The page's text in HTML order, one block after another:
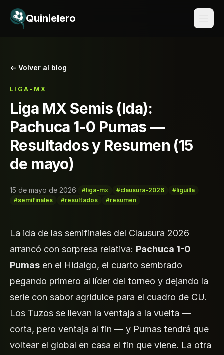
Saltar al contenido
Quinielero
← Volver al blog
LIGA-MX
Liga MX Semis (Ida):
Pachuca 1-0 Pumas —
Resultados y Resumen (15
de mayo)
15 de mayo de 2026· #liga-mx #clausura-2026
#liguilla
#semifinales
#resultados #resumen
La ida de las semifinales del Clausura 2026
arrancó con sorpresa relativa: Pachuca 1-0
Pumas en el Hidalgo, el cuarto sembrado
pegando primero al líder del torneo y dejando la
serie con sabor agridulce para el cuadro de CU.
Los Tuzos se llevan la ventaja a la vuelta —
corta, pero ventaja al fin — y Pumas tendrá que
voltear el global en casa el fin que viene. La otra